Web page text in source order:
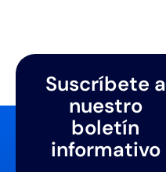
Suscríbete a
nuestro
boletín
informativo